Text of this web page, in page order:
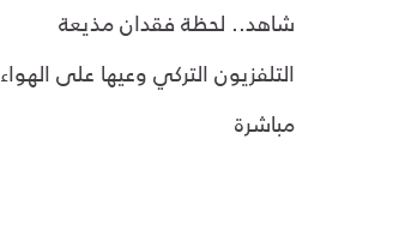
شاهد.. لحظة فقدان مذيعة
التلفزيون التركي وعيها على الهواء
مباشرة